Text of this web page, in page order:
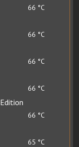
66 °C
66 °C
66 °C
66 °C
66 °C
65 °C